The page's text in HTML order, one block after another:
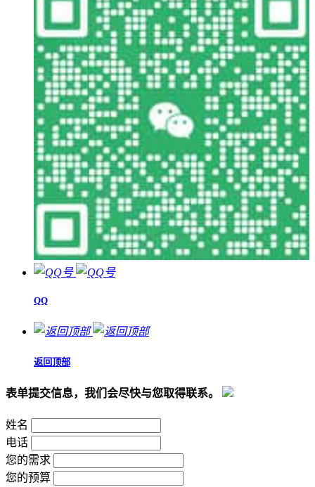
QQ
返回顶部
表单提交信息，我们会尽快与您取得联系。
姓名
电话
您的需求
您的预算